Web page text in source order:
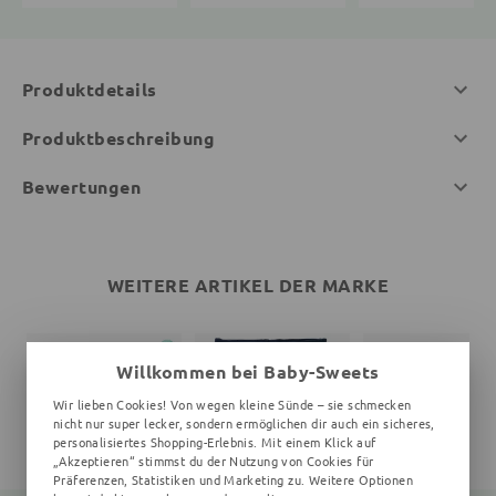
Produktdetails
Produktbeschreibung
Bewertungen
WEITERE ARTIKEL DER MARKE
Willkommen bei Baby-Sweets
Wir lieben Cookies! Von wegen kleine Sünde – sie schmecken
nicht nur super lecker, sondern ermöglichen dir auch ein sicheres,
personalisiertes Shopping-Erlebnis. Mit einem Klick auf
„Akzeptieren“ stimmst du der Nutzung von Cookies für
Präferenzen, Statistiken und Marketing zu. Weitere Optionen